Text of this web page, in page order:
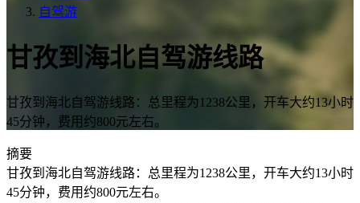
自驾游
甘孜到海北自驾游线路
甘孜到海北自驾游线路：总里程为1238公里，开车大约13小时
45分钟，费用约800元左右。
摘要
甘孜到海北自驾游线路：总里程为1238公里，开车大约13小时
45分钟，费用约800元左右。